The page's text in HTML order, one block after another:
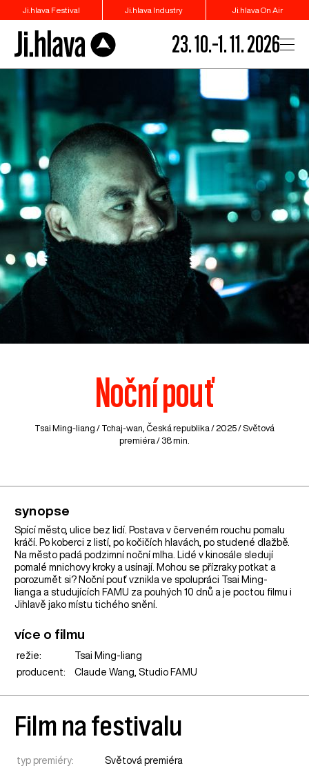
Ji.hlava Festival Ji.hlava Industry Ji.hlava On Air
23. 10.–1. 11. 2026
Noční pouť
Tsai Ming-liang / Tchaj-wan Česká republika / 2025 / Světová
premiéra / 38 min.
synopse
Spící město, ulice bez lidí. Postava v červeném rouchu pomalu
kráčí. Po koberci z listí, po kočičích hlavách, po studené dlažbě.
Na město padá podzimní noční mlha. Lidé v kinosále sledují
pomalé mnichovy kroky a usínají. Mohou se přízraky potkat a
porozumět si? Noční pouť vznikla ve spolupráci Tsai Ming-
lianga a studujících FAMU za pouhých 10 dnů a je poctou filmu i
Jihlavě jako místu tichého snění.
více o filmu
režie:
Tsai Ming-liang
producent:
Claude Wang, Studio FAMU
Film na festivalu
typ premiéry:
Světová premiéra